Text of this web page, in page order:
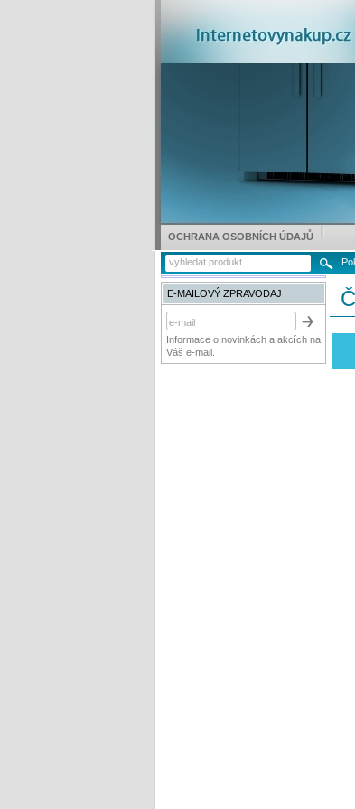
E-MAILOVÝ ZPRAVODAJ
Informace o novinkách a akcích na
Váš e-mail.
OCHRANA OSOBNÍCH ÚDAJŮ